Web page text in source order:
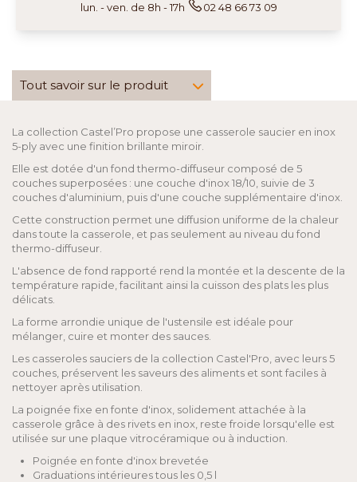
lun. - ven. de 8h - 17h 02 48 66 73 09
Tout savoir sur le produit
La collection Castel’Pro propose une casserole saucier en inox
5-ply avec une finition brillante miroir.
Elle est dotée d'un fond thermo-diffuseur composé de 5
couches superposées : une couche d'inox 18/10, suivie de 3
couches d'aluminium, puis d'une couche supplémentaire d'inox.
Cette construction permet une diffusion uniforme de la chaleur
dans toute la casserole, et pas seulement au niveau du fond
thermo-diffuseur.
L'absence de fond rapporté rend la montée et la descente de la
température rapide, facilitant ainsi la cuisson des plats les plus
délicats.
La forme arrondie unique de l'ustensile est idéale pour
mélanger, cuire et monter des sauces.
Les casseroles sauciers de la collection Castel'Pro, avec leurs 5
couches, préservent les saveurs des aliments et sont faciles à
nettoyer après utilisation.
La poignée fixe en fonte d'inox, solidement attachée à la
casserole grâce à des rivets en inox, reste froide lorsqu'elle est
utilisée sur une plaque vitrocéramique ou à induction.
Poignée en fonte d'inox brevetée
Graduations intérieures tous les 0,5 l